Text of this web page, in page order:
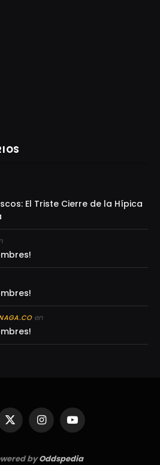
El Triste Cierre de la Hípica
en
X
(Twitter)
InstagramYouTube
byOddspedia